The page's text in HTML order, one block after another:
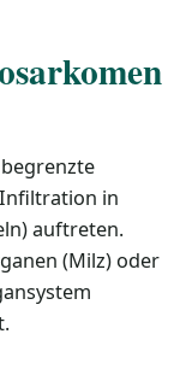
in
auftreten.
(Milz) oder